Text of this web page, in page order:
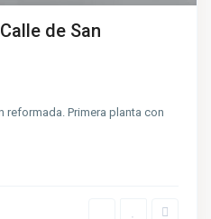
de San
reformada. Primera planta con